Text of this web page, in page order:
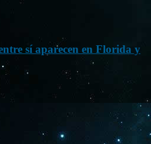
sí aparecen en Florida y